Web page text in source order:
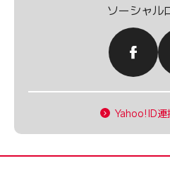
ソーシャル
Yahoo!ID連